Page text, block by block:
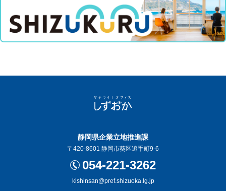
静岡県企業立地推進課
〒420-8601 静岡市葵区追手町9-6
054-221-3262
kishinsan@pref.shizuoka.lg.jp